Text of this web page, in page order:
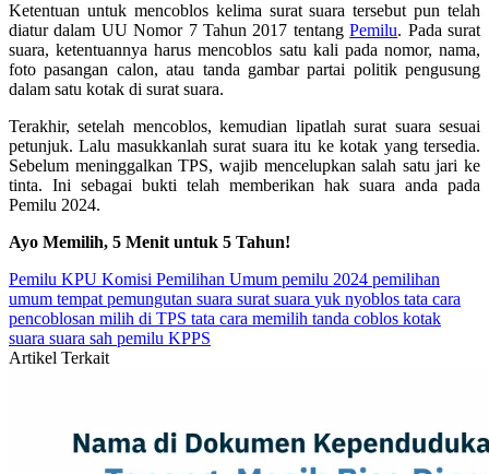
Ketentuan untuk mencoblos kelima surat suara tersebut pun telah
diatur dalam UU Nomor 7 Tahun 2017 tentangPemilu. Pada surat
suara, ketentuannya harus mencoblos satu kali pada nomor, nama,
foto pasangan calon, atau tanda gambar partai politik pengusung
dalam satu kotak di surat suara.
Terakhir, setelah mencoblos, kemudian lipatlah surat suara sesuai
petunjuk. Lalu masukkanlah surat suara itu ke kotak yang tersedia.
Sebelum meninggalkan TPS, wajib mencelupkan salah satu jari ke
tinta. Ini sebagai bukti telah memberikan hak suara anda pada
Pemilu 2024.
Ayo Memilih, 5 Menit untuk 5 Tahun!
Pemilu KPU Komisi Pemilihan Umum pemilu 2024 pemilihan
umum tempat pemungutan suara surat suara yuk nyoblos tata cara
pencoblosan milih di TPS tata cara memilih tanda coblos kotak
suara suara sah pemilu KPPS
Artikel Terkait